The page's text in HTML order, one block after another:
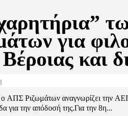
για
και
ο ΑΠΣ Ριζωμάτων αναγνωρίζει την
για την απόδοσή της.Για την 8η...